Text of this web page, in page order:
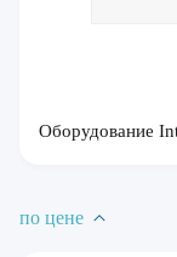
Оборудование
по цене